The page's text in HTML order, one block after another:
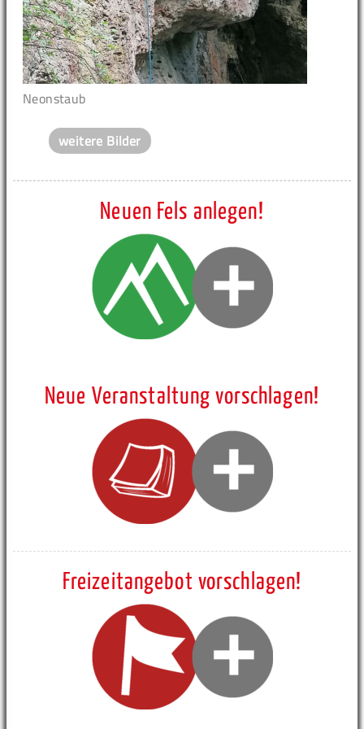
Neonstaub
weitere Bilder
Neuen Fels anlegen!
Neue Veranstaltung vorschlagen!
Freizeitangebot vorschlagen!